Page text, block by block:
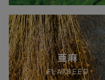
亜麻
FLAXSEED